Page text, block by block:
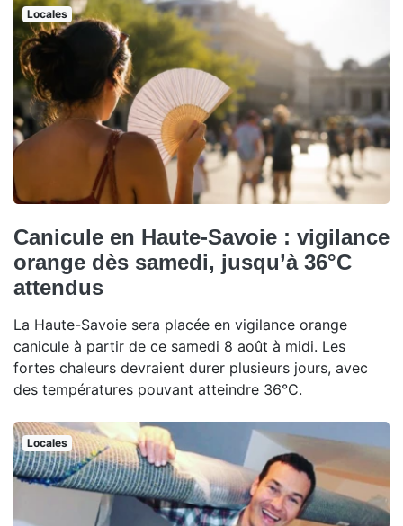
Locales
Canicule en Haute-Savoie : vigilance
orange dès samedi, jusqu’à 36°C
attendus
La Haute-Savoie sera placée en vigilance orange
canicule à partir de ce samedi 8 août à midi. Les
fortes chaleurs devraient durer plusieurs jours, avec
des températures pouvant atteindre 36°C.
Locales